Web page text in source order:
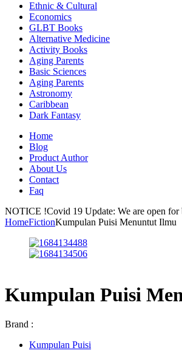
Ethnic & Cultural
Economics
GLBT Books
Alternative Medicine
Activity Books
Aging Parents
Basic Sciences
Aging Parents
Astronomy
Caribbean
Dark Fantasy
Home
Blog
Product Author
About Us
Contact
Faq
NOTICE !Covid 19 Update: We are open for
HomeFictionKumpulan Puisi Menuntut Ilmu
Kumpulan Puisi
Brand :
Kumpulan Puisi